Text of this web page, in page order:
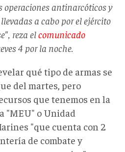
operaciones antinarcóticos y
a cabo por el ejército
reza elcomunicado
4 por la noche.
qué tipo de armas se
del martes, pero
que tenemos en la
"MEU" o Unidad
"que cuenta con 2
de combate y